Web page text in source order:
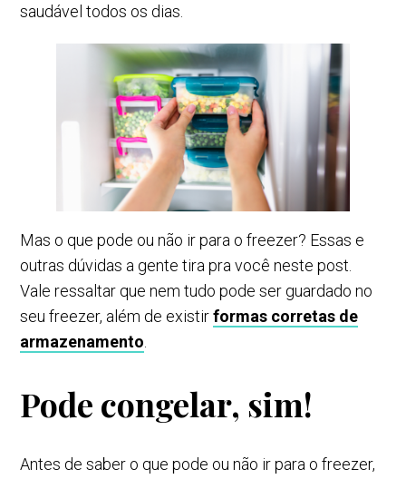
saudável todos os dias.
Mas o que pode ou não ir para o freezer? Essas e
outras dúvidas a gente tira pra você neste post.
Vale ressaltar que nem tudo pode ser guardado no
seu freezer, além de existirformas corretas de
armazenamento
Pode congelar, sim!
Antes de saber o que pode ou não ir para o freezer,